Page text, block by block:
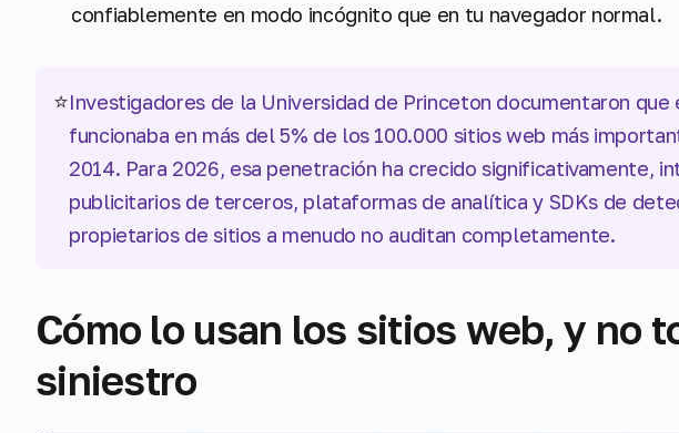
confiablemente en modo incógnito que en tu navegador normal.
⭐Investigadores de la Universidad de Princeton documentaron que
funcionaba en más del 5% de los 100.000 sitios web más
2014. Para 2026, esa penetración ha crecido significativamente,
publicitarios de terceros, plataformas de analítica y SDKs de
propietarios de sitios a menudo no auditan completamente.
Cómo lo usan los sitios web, y no
siniestro